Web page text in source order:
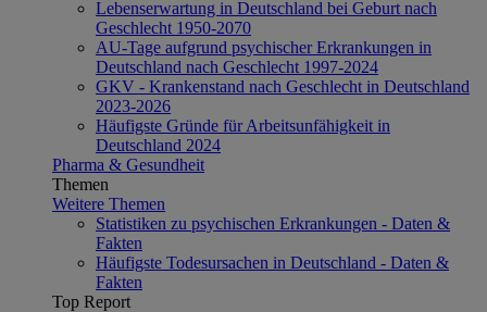
Lebenserwartung in Deutschland bei Geburt nach
Geschlecht 1950-2070
AU-Tage aufgrund psychischer Erkrankungen in
Deutschland nach Geschlecht 1997-2024
GKV - Krankenstand nach Geschlecht in Deutschland
2023-2026
Häufigste Gründe für Arbeitsunfähigkeit in
Deutschland 2024
Pharma & Gesundheit
Themen
Weitere Themen
Statistiken zu psychischen Erkrankungen - Daten &
Fakten
Häufigste Todesursachen in Deutschland - Daten &
Fakten
Top Report